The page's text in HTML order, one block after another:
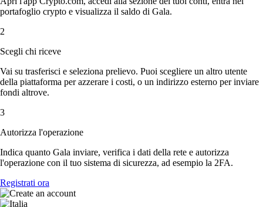
portafoglio crypto e visualizza il saldo di Gala.
2
Scegli chi riceve
Vai su trasferisci e seleziona prelievo. Puoi scegliere un altro utente
della piattaforma per azzerare i costi, o un indirizzo esterno per inviare
fondi altrove.
3
Autorizza l'operazione
Indica quanto Gala inviare, verifica i dati della rete e autorizza
l'operazione con il tuo sistema di sicurezza, ad esempio la 2FA.
Registrati ora